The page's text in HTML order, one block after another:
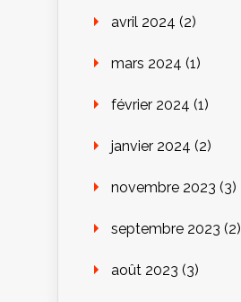
avril 2024 (2)
mars 2024 (1)
février 2024 (1)
janvier 2024 (2)
novembre 2023 (3)
septembre 2023 (2)
août 2023 (3)